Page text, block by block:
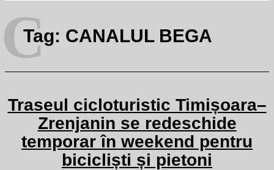
Tag: CANALUL BEGA
C
Traseul cicloturistic Timișoara–
Zrenjanin se redeschide
temporar în weekend pentru
bicicliști și pietoni